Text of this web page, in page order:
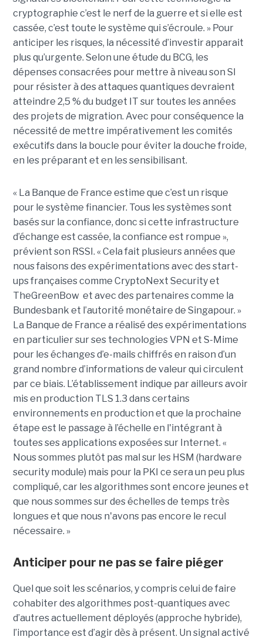
cryptographie c’est le nerf de la guerre et si elle est
cassée, c’est toute le système qui s’écroule. » Pour
anticiper les risques, la nécessité d’investir apparait
plus qu’urgente. Selon une étude du BCG, les
dépenses consacrées pour mettre à niveau son SI
pour résister à des attaques quantiques devraient
atteindre 2,5 % du budget IT sur toutes les années
des projets de migration. Avec pour conséquence la
nécessité de mettre impérativement les comités
exécutifs dans la boucle pour éviter la douche froide,
en les préparant et en les sensibilisant.
« La Banque de France estime que c’est un risque
pour le système financier. Tous les systèmes sont
basés sur la confiance, donc si cette infrastructure
d’échange est cassée, la confiance est rompue »,
prévient son RSSI. « Cela fait plusieurs années que
nous faisons des expérimentations avec des start-
ups françaises comme CryptoNext Security et
TheGreenBow et avec des partenaires comme la
Bundesbank et l’autorité monétaire de Singapour. »
La Banque de France a réalisé des expérimentations
en particulier sur ses technologies VPN et S-Mime
pour les échanges d’e-mails chiffrés en raison d’un
grand nombre d’informations de valeur qui circulent
par ce biais. L’établissement indique par ailleurs avoir
mis en production TLS 1.3 dans certains
environnements en production et que la prochaine
étape est le passage à l’échelle en l'intégrant à
toutes ses applications exposées sur Internet. «
Nous sommes plutôt pas mal sur les HSM (hardware
security module) mais pour la PKI ce sera un peu plus
compliqué, car les algorithmes sont encore jeunes et
que nous sommes sur des échelles de temps très
longues et que nous n'avons pas encore le recul
nécessaire. »
Anticiper pour ne pas se faire piéger
Quel que soit les scénarios, y compris celui de faire
cohabiter des algorithmes post-quantiques avec
d’autres actuellement déployés(approche hybride),
l’importance est d’agir dès à présent. Un signal activé